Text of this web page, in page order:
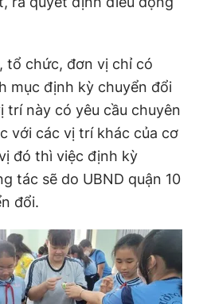
tổ chức, đơn vị chỉ có
mục định kỳ chuyển đổi
trí này có yêu cầu chuyên
với các vị trí khác của cơ
đó thì việc định kỳ
tác sẽ do UBND quận 10
đổi.